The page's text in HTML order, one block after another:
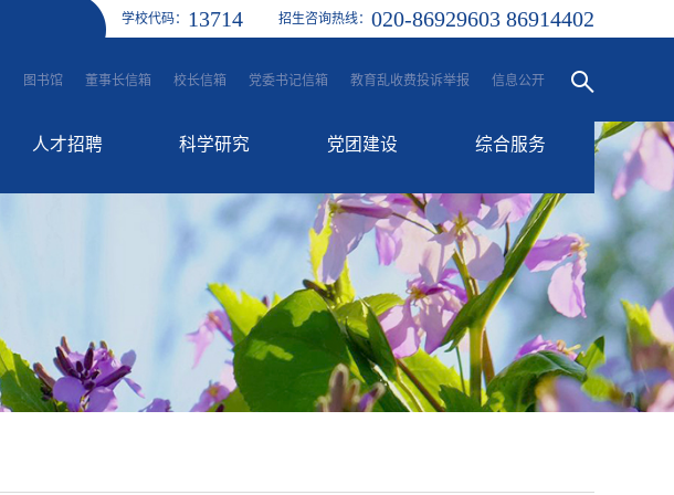
学校代码： 13714 招生咨询热线： 020-86929603 86914402
图书馆 董事长信箱 校长信箱 党委书记信箱 教育乱收费投诉举报 信息公开
人才招聘 科学研究
科研动态
党团建设
党建工作
学生处
团委
工会
综合服务
融合服务门户
信息门户
一站式服务大厅
后勤服务
校历